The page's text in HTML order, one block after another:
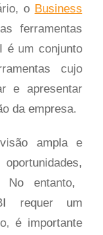
o Business
ferramentas
é um conjunto
cujo
e apresentar
da empresa.
ampla e
No entanto,
requer um
é importante